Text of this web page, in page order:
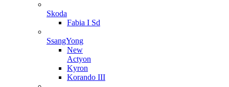
Skoda
Fabia I Sd
SsangYong
New
Actyon
Kyron
Korando III